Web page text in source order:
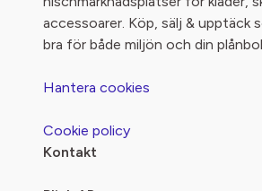
accessoarer. Köp, sälj & upptäck
bra för både miljön och din
Hantera cookies
Cookie policy
Kontakt